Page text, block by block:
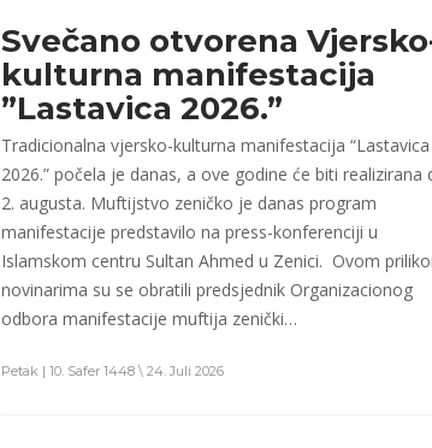
Svečano otvorena
kulturna manifestacija
”Lastavica 2026.”
Tradicionalna vjersko-kulturna manifestacija “Lastavica
2026.” počela je danas, a ove godine će biti realizirana
2. augusta. Muftijstvo zeničko je danas program
manifestacije predstavilo na press-konferenciji u
Islamskom centru Sultan Ahmed u Zenici. Ovom
novinarima su se obratili predsjednik Organizacionog
odbora manifestacije muftija zenički…
Petak | 10. Safer 1448 \ 24. Juli 2026